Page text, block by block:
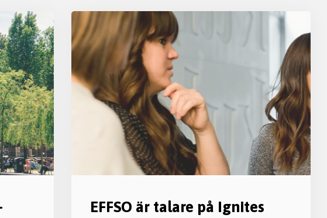
EFFSO är talare på Ignites